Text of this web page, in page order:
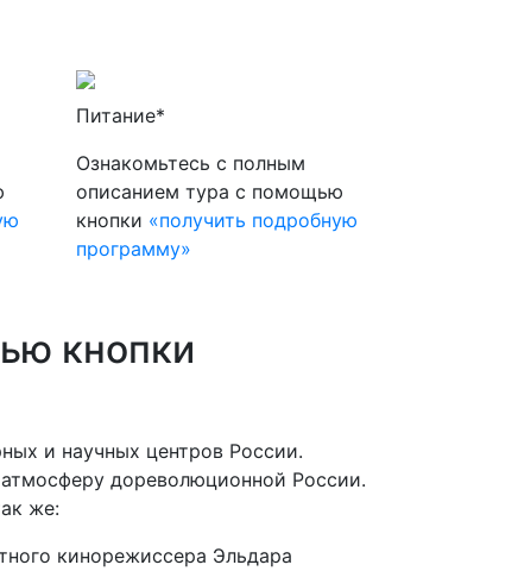
Питание*
Ознакомьтесь с полным
описанием тура с помощью
кнопки «получить подробную
программу»
кнопки
и научных центров России.
дореволюционной России.
же:
кинорежиссера Эльдара